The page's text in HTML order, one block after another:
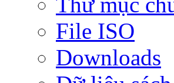
File ISO
Downloads